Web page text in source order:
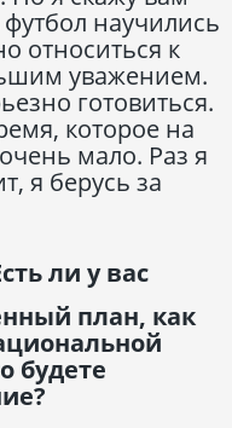
научились
относиться к
уважением.
готовиться.
которое на
мало. Раз я
я берусь за
ли у вас
план, как
будете